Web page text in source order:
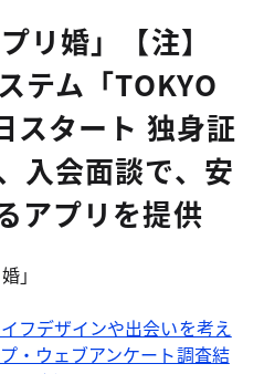
リ婚」【注】
テム「TOKYO
スタート 独身証
入会面談で、安
アプリを提供
」
フデザインや出会いを考え
・ウェブアンケート調査結